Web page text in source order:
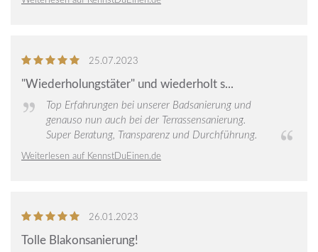
5
von
Sternen
25.07.2023
"Wiederholungstäter" und wiederholt s...
Top Erfahrungen bei unserer Badsanierung und
genauso nun auch bei der Terrassensanierung.
Super Beratung, Transparenz und Durchführung.
Weiterlesen auf KennstDuEinen.de
5
von
Sternen
26.01.2023
Tolle Blakonsanierung!